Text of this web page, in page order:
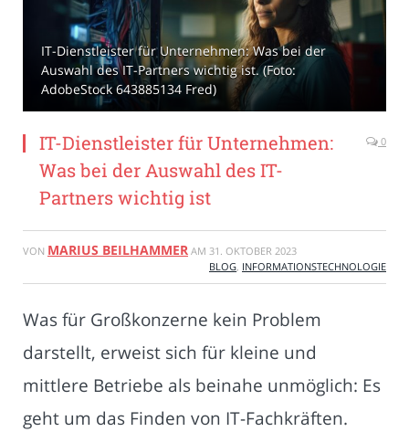
IT-Dienstleister für Unternehmen: Was bei der
Auswahl des IT-Partners wichtig ist. (Foto:
AdobeStock 643885134 Fred)
IT-Dienstleister für Unternehmen:
Was bei der Auswahl des IT-
Partners wichtig ist
0
VON MARIUS BEILHAMMER AM 31. OKTOBER 2023
BLOG, INFORMATIONSTECHNOLOGIE
Was für Großkonzerne kein Problem
darstellt, erweist sich für kleine und
mittlere Betriebe als beinahe unmöglich: Es
geht um das Finden von IT-Fachkräften.